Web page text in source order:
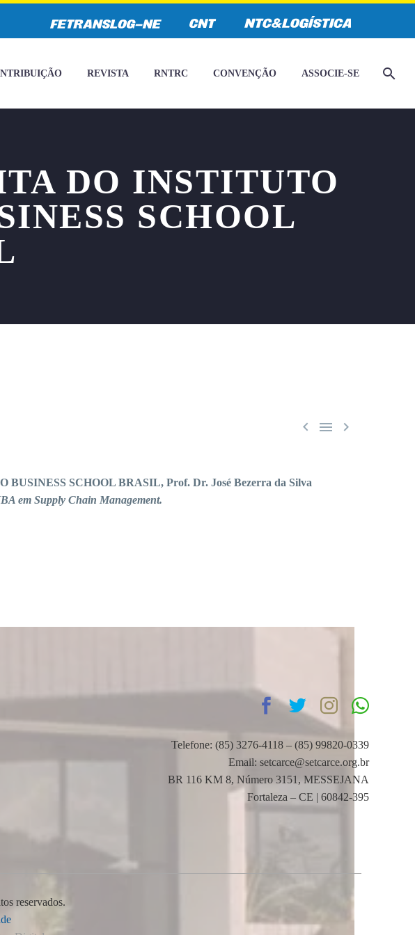
REVISTA RNTRC CONVENÇÃO ASSOCIE-SE
DO INSTITUTO
SCHOOL
  
BUSINESS SCHOOL BRASIL, Prof. Dr. José Bezerra da Silva
em Supply Chain Management.
Telefone: (85) 3276-4118 – (85) 99820-0339
Email: setcarce@setcarce.org.br
BR 116 KM 8, Número 3151, MESSEJANA
Fortaleza – CE | 60842-395
reservados.